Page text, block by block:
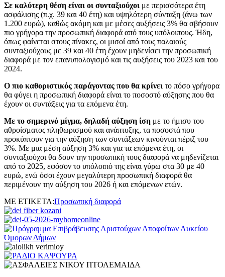
Σε καλύτερη θέση είναι οι συνταξιούχοι με περισσότερα έτη
ασφάλισης (π.χ. 39 και 40 έτη) και υψηλότερη σύνταξη (άνω των
1.200 ευρώ), καθώς ακόμη και με μέσες αυξήσεις 3% θα σβήσουν
πιο γρήγορα την προσωπική διαφορά από τους υπόλοιπους. Ήδη,
όπως φαίνεται στους πίνακες, οι μισοί από τους παλαιούς
συνταξιούχους με 39 και 40 έτη έχουν μηδενίσει την προσωπική
διαφορά με τον επανυπολογισμό και τις αυξήσεις του 2023 και του
2024.
Ο πιο καθοριστικός παράγοντας που θα κρίνει το πόσο γρήγορα
θα φύγει η προσωπική διαφορά είναι το ποσοστό αύξησης που θα
έχουν οι συντάξεις για τα επόμενα έτη.
Με το σημερινό μίγμα, δηλαδή αύξηση ίση με το ήμισυ του
αθροίσματος πληθωρισμού και ανάπτυξης, τα ποσοστά που
προκύπτουν για την αύξηση των συντάξεων κινούνται πέριξ του
3%. Με μια μέση αύξηση 3% και για τα επόμενα έτη, οι
συνταξιούχοι θα δουν την προσωπική τους διαφορά να μηδενίζεται
από το 2025, εφόσον το υπόλοιπό της είναι γύρω στα 30 με 40
ευρώ, ενώ όσοι έχουν μεγαλύτερη προσωπική διαφορά θα
περιμένουν την αύξηση του 2026 ή και επόμενων ετών.
ΜΕ ΕΤΙΚΕΤΑ:Προσωπική διαφορά